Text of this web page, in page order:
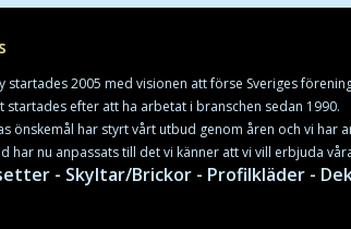
startades 2005 med visionen att förse Sveriges
startades efter att ha arbetat i branschen sedan 1990.
önskemål har styrt vårt utbud genom åren och vi har
har nu anpassats till det vi känner att vi vill erbjuda
- Skyltar/Brickor - Profilkläder -